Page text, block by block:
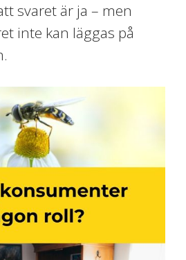
svaret är ja – men
inte kan läggas på